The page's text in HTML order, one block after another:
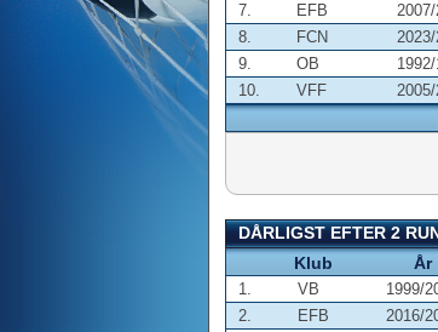
7.
EFB
8.
FCN
9.
OB
10.
VFF
DÅRLIGST EFTER 2
Klub
År
1. VB 1999/
2.
EFB 2016/